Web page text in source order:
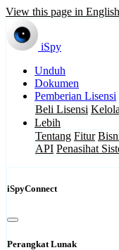
View this page in English
iSpy
Unduh
Dokumen
Pemberian Lisensi
Beli Lisensi
Lebih
Tentang Fitur
API Penasihat
iSpyConnect
Perangkat Lunak